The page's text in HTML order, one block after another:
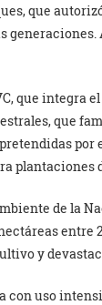
que
generaciones.
que integra
que
plantaciones
de la
entre
y
con uso